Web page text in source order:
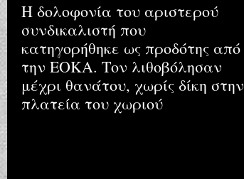
Η δολοφονία του αριστερού
συνδικαλιστή που
κατηγορήθηκε ως προδότης από
την ΕΟΚΑ. Τον λιθοβόλησαν
μέχρι θανάτου, χωρίς δίκη στην
πλατεία του χωριού